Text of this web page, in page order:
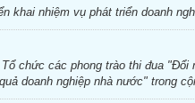
khai nhiệm vụ phát triển doanh
chức các phong trào thi đua
doanh nghiệp nhà nước" trong